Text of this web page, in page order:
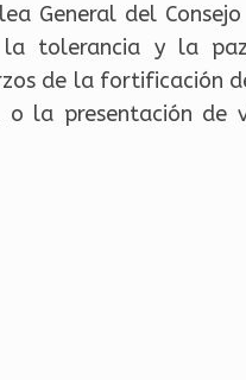
General del
la tolerancia y la
de la fortificación
o la presentación de